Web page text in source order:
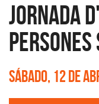
Jornada
persones
Sábado, 12 de